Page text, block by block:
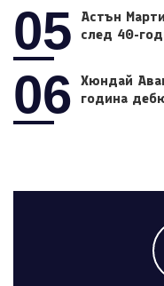
05
Астън
след 40-
06
Хюндай
година